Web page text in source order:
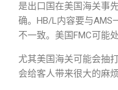
是出口国在美国海关事
确。HB/L内容要与AMS
不一致。美国FMC可能
尤其美国海关可能会抽
会给客人带来很大的麻烦